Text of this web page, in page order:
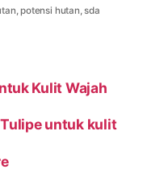
,potensi hutan,sda
Kulit Wajah
untuk kulit